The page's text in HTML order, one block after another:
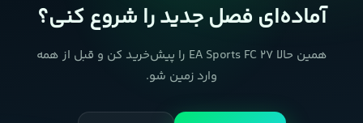
آماده‌ای فصل جدید را شروع کنی؟
همین حالا EA Sports FC 27 را پیش‌خرید کن و قبل از همه
وارد زمین شو.